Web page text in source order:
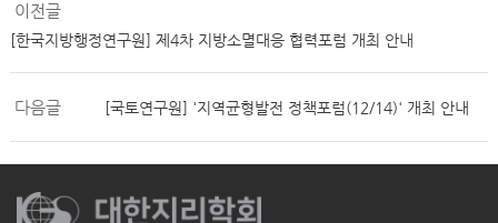
이전글
[한국지방행정연구원] 제4차 지방소멸대응 협력포럼 개최 안내
다음글 [국토연구원] '지역균형발전 정책포럼(12/14)' 개최 안내